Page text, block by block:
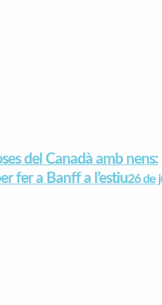
del Canadà amb nens:
fer a Banff a l’estiu26 de